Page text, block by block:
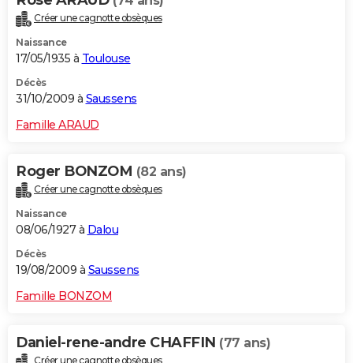
Créer une cagnotte obsèques
Naissance
17/05/1935 à Toulouse
Décès
31/10/2009 à Saussens
Famille ARAUD
Roger BONZOM (82 ans)
Créer une cagnotte obsèques
Naissance
08/06/1927 à Dalou
Décès
19/08/2009 à Saussens
Famille BONZOM
Daniel-rene-andre CHAFFIN (77 ans)
Créer une cagnotte obsèques